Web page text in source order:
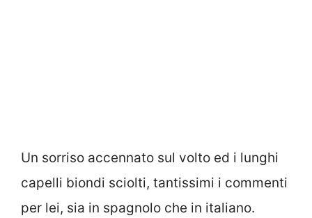
Un sorriso accennato sul volto ed i lunghi
capelli biondi sciolti, tantissimi i commenti
per lei, sia in spagnolo che in italiano.